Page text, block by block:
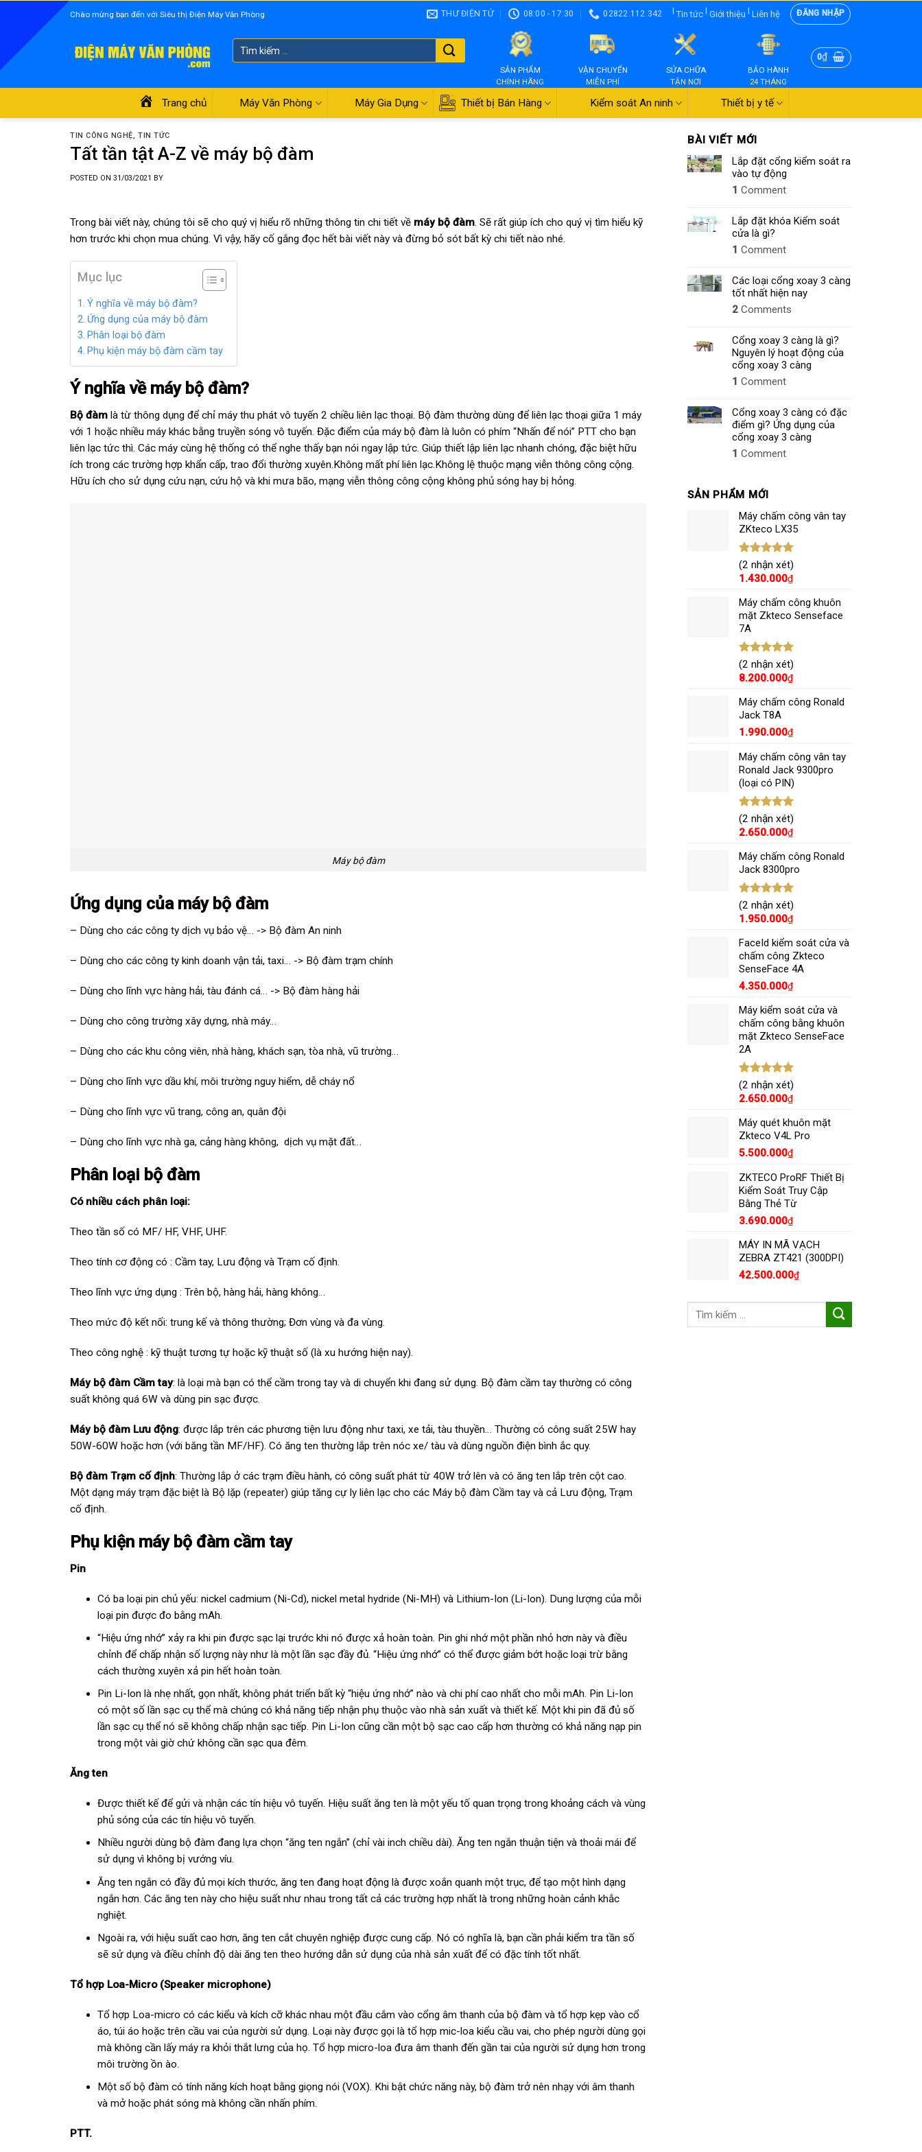
content
Chào mừng bạn đến với Siêu thị Điện Máy Văn Phòng THƯ ĐIỆN TỬ 08:00 - 17:30 02822.112.342 |Tin tức | Giới thiệu | Liên hệ ĐĂNG NHẬP
Tìm
kiếm:
SẢN PHẨM
CHÍNH HÃNG
VẬN CHUYỂN
MIỄN PHÍ
SỬA CHỮA
TẬN NƠI
BẢO HÀNH
24 THÁNG
0₫
Trang chủ Máy Văn Phòng Máy Gia Dụng Thiết bị Bán Hàng Kiểm soát An ninh Thiết bị y tế
TIN CÔNG NGHỆ,TIN TỨC
Tất tần tật A-Z về máy bộ đàm
POSTED ON 31/03/2021 BY
Trong bài viết này, chúng tôi sẽ cho quý vị hiểu rõ những thông tin chi tiết về máy bộ đàm. Sẽ rất giúp ích cho quý vị tìm hiểu kỹ
hơn trước khi chọn mua chúng. Vì vậy, hãy cố gắng đọc hết bài viết này và đừng bỏ sót bất kỳ chi tiết nào nhé.
Mục lục
Ý nghĩa về máy bộ đàm?
Ứng dụng của máy bộ đàm
Phân loại bộ đàm
Phụ kiện máy bộ đàm cầm tay
Ý nghĩa về máy bộ đàm?
Bộ đàm là từ thông dụng để chỉ máy thu phát vô tuyến 2 chiều liên lạc thoại. Bộ đàm thường dùng để liên lạc thoại giữa 1 máy
với 1 hoặc nhiều máy khác bằng truyền sóng vô tuyến. Đặc điểm của máy bộ đàm là luôn có phím “Nhấn để nói” PTT cho bạn
liên lạc tức thì. Các máy cùng hệ thống có thể nghe thấy bạn nói ngay lập tức. Giúp thiết lập liên lạc nhanh chóng, đặc biệt hữu
ích trong các trường hợp khẩn cấp, trao đổi thường xuyên.Không mất phí liên lạc.Không lệ thuộc mạng viễn thông công cộng.
Hữu ích cho sử dụng cứu nạn, cứu hộ và khi mưa bão, mạng viễn thông công cộng không phủ sóng hay bị hỏng.
Máy bộ đàm
Ứng dụng của máy bộ đàm
– Dùng cho các công ty dịch vụ bảo vệ… -> Bộ đàm An ninh
– Dùng cho các công ty kinh doanh vận tải, taxi… -> Bộ đàm trạm chính
– Dùng cho lĩnh vực hàng hải, tàu đánh cá… -> Bộ đàm hàng hải
– Dùng cho công trường xây dựng, nhà máy…
– Dùng cho các khu công viên, nhà hàng, khách sạn, tòa nhà, vũ trường…
– Dùng cho lĩnh vực dầu khí, môi trường nguy hiểm, dễ cháy nổ
– Dùng cho lĩnh vực vũ trang, công an, quân đội
– Dùng cho lĩnh vực nhà ga, cảng hàng không, dịch vụ mặt đất…
Phân loại bộ đàm
Có nhiều cách phân loại:
Theo tần số có MF/ HF, VHF, UHF.
Theo tính cơ động có : Cầm tay, Lưu động và Trạm cố định.
Theo lĩnh vực ứng dụng : Trên bộ, hàng hải, hàng không…
Theo mức độ kết nối: trung kế và thông thường; Đơn vùng và đa vùng.
Theo công nghệ : kỹ thuật tương tự hoặc kỹ thuật số (là xu hướng hiện nay).
Máy bộ đàm Cầm tay: là loại mà bạn có thể cầm trong tay và di chuyển khi đang sử dụng. Bộ đàm cầm tay thường có công
suất không quá 6W và dùng pin sạc được.
Máy bộ đàm Lưu động: được lắp trên các phương tiện lưu động như taxi, xe tải, tàu thuyền… Thường có công suất 25W hay
50W-60W hoặc hơn (với băng tần MF/HF). Có ăng ten thường lắp trên nóc xe/ tàu và dùng nguồn điện bình ắc quy.
Bộ đàm Trạm cố định: Thường lắp ở các trạm điều hành, có công suất phát từ 40W trở lên và có ăng ten lắp trên cột cao.
Một dạng máy trạm đặc biệt là Bộ lặp (repeater) giúp tăng cự ly liên lạc cho các Máy bộ đàm Cầm tay và cả Lưu động, Trạm
cố định.
Phụ kiện máy bộ đàm cầm tay
Pin
Có ba loại pin chủ yếu: nickel cadmium (Ni-Cd), nickel metal hydride (Ni-MH) và Lithium-Ion (Li-Ion). Dung lượng của mỗi
loại pin được đo bằng mAh.
“Hiệu ứng nhớ” xảy ra khi pin được sạc lại trước khi nó được xả hoàn toàn. Pin ghi nhớ một phần nhỏ hơn này và điều
chỉnh để chấp nhận số lượng này như là một lần sạc đầy đủ. “Hiệu ứng nhớ” có thể được giảm bớt hoặc loại trừ bằng
cách thường xuyên xả pin hết hoàn toàn.
Pin Li-Ion là nhẹ nhất, gọn nhất, không phát triển bất kỳ “hiệu ứng nhớ” nào và chi phí cao nhất cho mỗi mAh. Pin Li-Ion
có một số lần sạc cụ thể mà chúng có khả năng tiếp nhận phụ thuộc vào nhà sản xuất và thiết kế. Một khi pin đã đủ số
lần sạc cụ thể nó sẽ không chấp nhận sạc tiếp. Pin Li-Ion cũng cần một bộ sạc cao cấp hơn thường có khả năng nạp pin
trong một vài giờ chứ không cần sạc qua đêm.
Ăng ten
Được thiết kế để gửi và nhận các tín hiệu vô tuyến. Hiệu suất ăng ten là một yếu tố quan trọng trong khoảng cách và vùng
phủ sóng của các tín hiệu vô tuyến.
Nhiều người dùng bộ đàm đang lựa chọn “ăng ten ngắn” (chỉ vài inch chiều dài). Ăng ten ngắn thuận tiện và thoải mái để
sử dụng vì không bị vướng víu.
Ăng ten ngắn có đầy đủ mọi kích thước, ăng ten đang hoạt động là được xoắn quanh một trục, để tạo một hình dạng
ngắn hơn. Các ăng ten này cho hiệu suất như nhau trong tất cả các trường hợp nhất là trong những hoàn cảnh khắc
nghiệt.
Ngoài ra, với hiệu suất cao hơn, ăng ten cắt chuyên nghiệp được cung cấp. Nó có nghĩa là, bạn cần phải kiểm tra tần số
sẽ sử dụng và điều chỉnh độ dài ăng ten theo hướng dẫn sử dụng của nhà sản xuất để có đặc tính tốt nhất.
Tổ hợp Loa-Micro (Speaker microphone)
Tổ hợp Loa-micro có các kiểu và kích cỡ khác nhau một đầu cắm vào cổng âm thanh của bộ đàm và tổ hợp kẹp vào cổ
áo, túi áo hoặc trên cầu vai của người sử dụng. Loại này được gọi là tổ hợp mic-loa kiểu cầu vai, cho phép người dùng gọi
mà không cần lấy máy ra khỏi thắt lưng của họ. Tổ hợp micro-loa đưa âm thanh đến gần tai của người sử dụng hơn trong
môi trường ồn ào.
Một số bộ đàm có tính năng kích hoạt bằng giọng nói (VOX). Khi bật chức năng này, bộ đàm trở nên nhạy với âm thanh
và mở hoặc phát sóng mà không cần nhấn phím.
PTT.
BÀI VIẾT MỚI
Lắp đặt cổng kiểm soát ra
vào tự động
1 Comment
Lắp đặt khóa Kiểm soát
cửa là gì?
1 Comment
Các loại cổng xoay 3 càng
tốt nhất hiện nay
2 Comments
Cổng xoay 3 càng là gì?
Nguyên lý hoạt động của
cổng xoay 3 càng
1 Comment
Cổng xoay 3 càng có đặc
điểm gì? Ứng dụng của
cổng xoay 3 càng
1 Comment
SẢN PHẨM MỚI
Máy chấm công vân tay
ZKteco LX35
Được xếp
hạng5.00
5 sao
(2 nhận xét)
1.430.000₫
Máy chấm công khuôn
mặt Zkteco Senseface
7A
Được xếp
hạng5.00
5 sao
(2 nhận xét)
8.200.000₫
Máy chấm công Ronald
Jack T8A
1.990.000₫
Máy chấm công vân tay
Ronald Jack 9300pro
(loại có PIN)
Được xếp
hạng5.00
5 sao
(2 nhận xét)
2.650.000₫
Máy chấm công Ronald
Jack 8300pro
Được xếp
hạng5.00
5 sao
(2 nhận xét)
1.950.000₫
FaceId kiểm soát cửa và
chấm công Zkteco
SenseFace 4A
4.350.000₫
Máy kiểm soát cửa và
chấm công bằng khuôn
mặt Zkteco SenseFace
2A
Được xếp
hạng5.00
5 sao
(2 nhận xét)
2.650.000₫
Máy quét khuôn mặt
Zkteco V4L Pro
5.500.000₫
ZKTECO ProRF Thiết Bị
Kiểm Soát Truy Cập
Bằng Thẻ Từ
3.690.000₫
MÁY IN MÃ VẠCH
ZEBRA ZT421 (300DPI)
42.500.000₫
Tìm